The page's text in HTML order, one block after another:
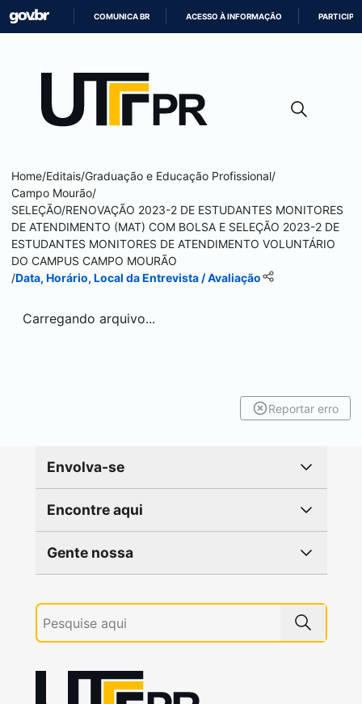
CONTEÚDO
COMUNICA BR ACESSO À INFORMAÇÃO PARTICIPE
Home/Editais/Graduação e Educação Profissional/
Campo Mourão/
SELEÇÃO/RENOVAÇÃO 2023-2 DE ESTUDANTES MONITORES
DE ATENDIMENTO (MAT) COM BOLSA E SELEÇÃO 2023-2 DE
ESTUDANTES MONITORES DE ATENDIMENTO VOLUNTÁRIO
DO CAMPUS CAMPO MOURÃO
/Data, Horário, Local da Entrevista / Avaliação
Carregando arquivo...
Reportar erro
Envolva-se
Encontre aqui
Gente nossa